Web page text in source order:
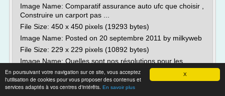
X
En poursuivant votre navigation sur ce site, vous acceptez
l'utilisation de cookies pour vous proposer des contenus et
services adaptés à vos centres d'intérêts. En savoir plus
Image Name: Comparatif assurance auto ufc que choisir ,
Construire un carport pas ...
File Size: 450 x 450 pixels (19293 bytes)
Image Name: Posted on 20 septembre 2011 by milkyweb
File Size: 229 x 229 pixels (10892 bytes)
Image Name: Quelles sont nos résolutions pour les
assurances au Maroc en 2015?
File Size: 1600 x 1600 pixels (137312 bytes)